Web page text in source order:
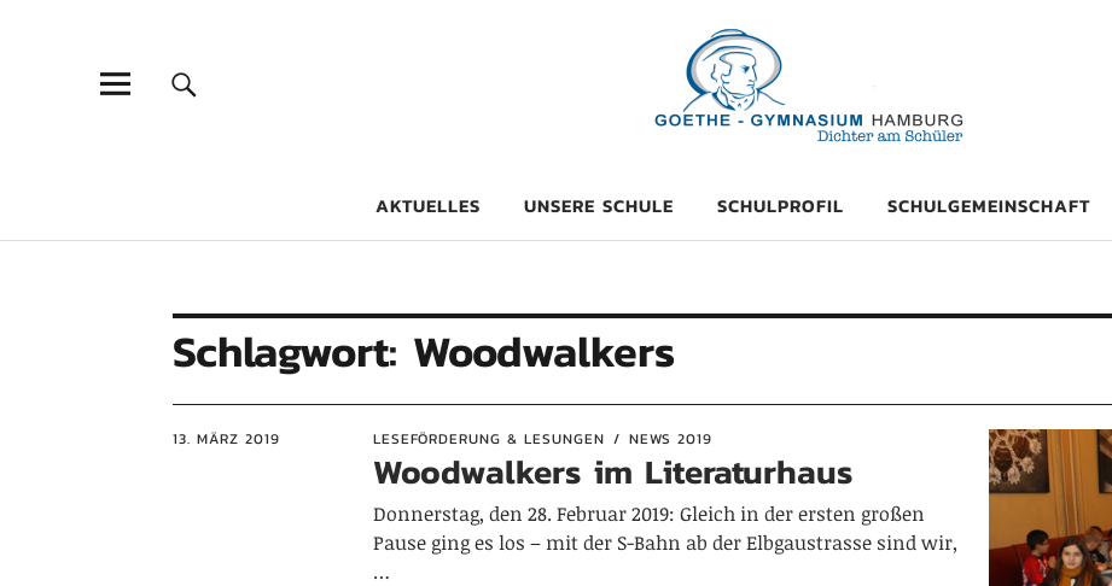
Goethe-Gymnasium Hamburg
AKTUELLES UNSERE SCHULE SCHULPROFIL SCHULGEMEINSCHAFT
Schlagwort: Woodwalkers
13. MÄRZ 2019 LESEFÖRDERUNG & LESUNGEN NEWS 2019
Woodwalkers im Literaturhaus
Donnerstag, den 28. Februar 2019: Gleich in der ersten großen
Pause ging es los – mit der S-Bahn ab der Elbgaustrasse sind wir,
…